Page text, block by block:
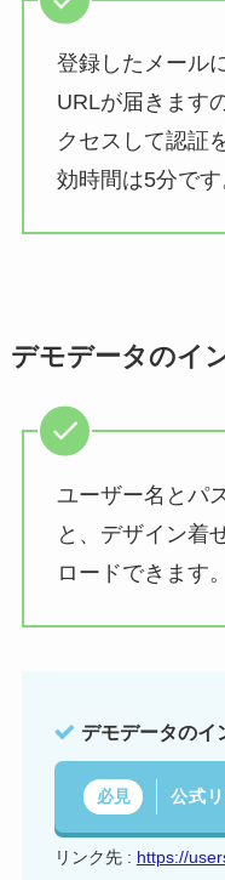
登録したメール
URLが届きます
クセスして認証
効時間は5分です
デモデータのイ
ユーザー名とパ
と、デザイン着
ロードできます。
デモデータのイ
必見 公式
リンク先 : https://